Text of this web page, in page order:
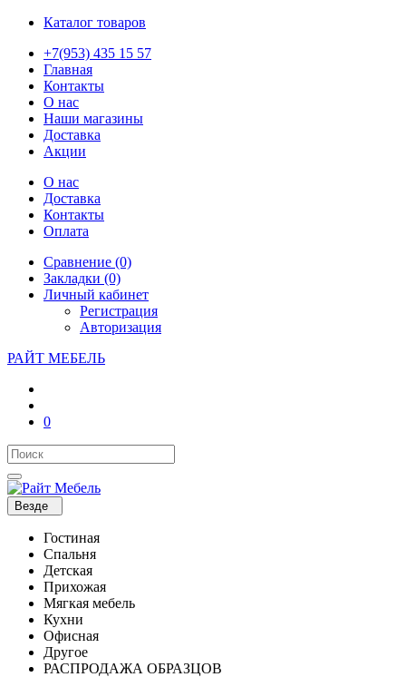
Каталог товаров
+7(953) 435 15 57
Главная
Контакты
О нас
Наши магазины
Доставка
Акции
О нас
Доставка
Контакты
Оплата
Сравнение (0)
Закладки (0)
Личный кабинет
Регистрация
Авторизация
РАЙТ МЕБЕЛЬ
0
Везде
Гостиная
Спальня
Детская
Прихожая
Мягкая мебель
Кухни
Офисная
Другое
РАСПРОДАЖА ОБРАЗЦОВ